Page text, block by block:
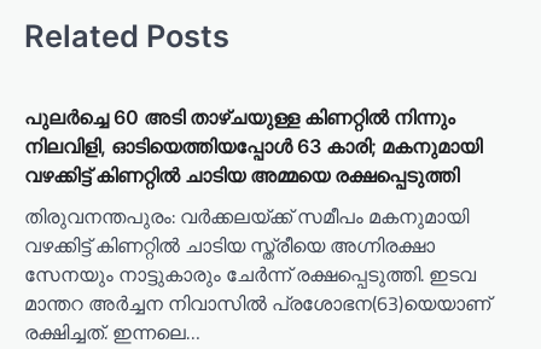
Related Posts
പുലർച്ചെ 60 അടി താഴ്ചയുള്ള കിണറ്റിൽ നിന്നും
നിലവിളി, ഓടിയെത്തിയപ്പോൾ 63 കാരി; മകനുമായി
വഴക്കിട്ട് കിണറ്റിൽ ചാടിയ അമ്മയെ രക്ഷപ്പെടുത്തി
തിരുവനന്തപുരം: വർക്കലയ്ക്ക് സമീപം മകനുമായി
വഴക്കിട്ട് കിണറ്റിൽ ചാടിയ സ്ത്രീയെ അഗ്നിരക്ഷാ
സേനയും നാട്ടുകാരും ചേർന്ന് രക്ഷപ്പെടുത്തി. ഇടവ
മാന്തറ അർച്ചന നിവാസിൽ പ്രശോഭന(63)യെയാണ്
രക്ഷിച്ചത്. ഇന്നലെ…